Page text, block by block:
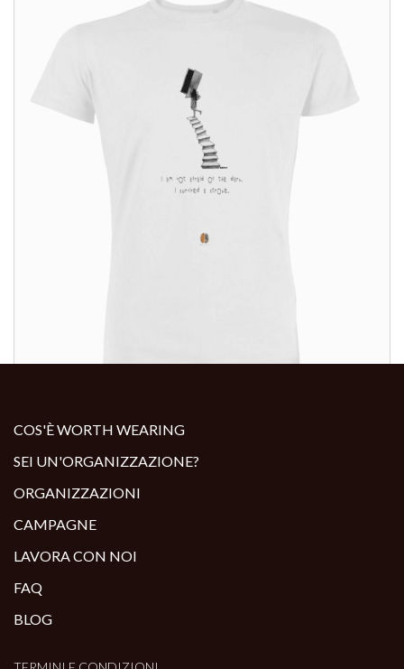
COS'È WORTH WEARING
SEI UN'ORGANIZZAZIONE?
ORGANIZZAZIONI
CAMPAGNE
LAVORA CON NOI
FAQ
BLOG